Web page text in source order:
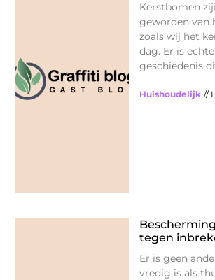
Kerstbomen
geworden van
zoals wij het
dag. Er is
geschiedenis
Huishoudelijk //
tegen
Er is geen
vredig is als